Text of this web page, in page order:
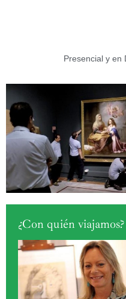
Presencial y en
¿Con quién viajamos?